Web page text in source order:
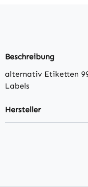
Beschreibung
alternativ Etiketten
Labels
Hersteller